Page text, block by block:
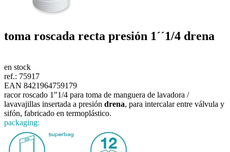
toma roscada recta presión 1´´1/4 drena
en stock
ref.: 75917
EAN 8421964759179
racor roscado 1"1/4 para toma de manguera de lavadora /
lavavajillas insertada a presión drena, para intercalar entre válvula y
sifón, fabricado en termoplástico.
packaging: